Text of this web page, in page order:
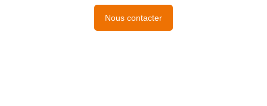
Nous contacter